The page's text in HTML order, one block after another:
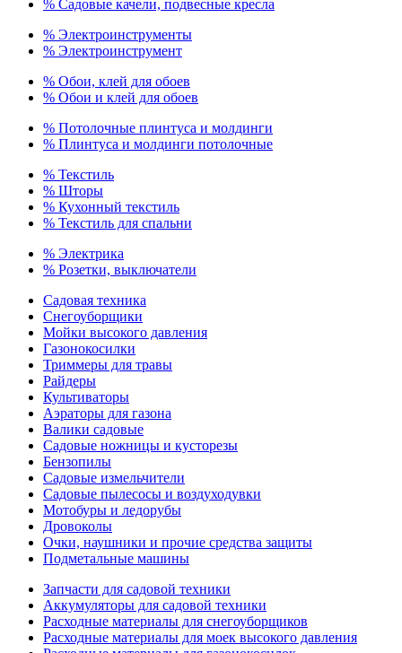
% Садовые качели, подвесные кресла
% Электроинструменты
% Электроинструмент
% Обои, клей для обоев
% Обои и клей для обоев
% Потолочные плинтуса и молдинги
% Плинтуса и молдинги потолочные
% Текстиль
% Шторы
% Кухонный текстиль
% Текстиль для спальни
% Электрика
% Розетки, выключатели
Садовая техника
Снегоуборщики
Мойки высокого давления
Газонокосилки
Триммеры для травы
Райдеры
Культиваторы
Аэраторы для газона
Валики садовые
Садовые ножницы и кусторезы
Бензопилы
Садовые измельчители
Садовые пылесосы и воздуходувки
Мотобуры и ледорубы
Дровоколы
Очки, наушники и прочие средства защиты
Подметальные машины
Запчасти для садовой техники
Аккумуляторы для садовой техники
Расходные материалы для снегоуборщиков
Расходные материалы для моек высокого давления